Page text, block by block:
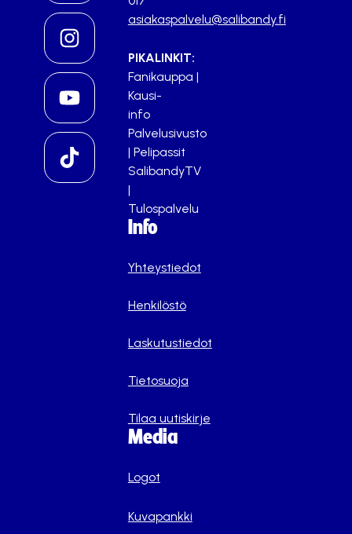
asiakaspalvelu@salibandy.fi
PIKALINKIT:
Fanikauppa |
Kausi-
info
Palvelusivusto
| Pelipassit
SalibandyTV
|
Tulospalvelu
Info
Yhteystiedot
Henkilöstö
Laskutustiedot
Tietosuoja
Tilaa uutiskirje
Media
Logot
Kuvapankki